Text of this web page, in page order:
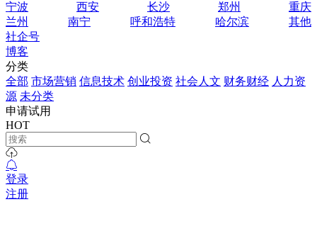
宁波
西安 长沙 郑州
重庆
兰州
南宁 呼和浩特 哈尔滨
其他
社企号
博客
分类
全部 市场营销 信息技术 创业投资 社会人文 财务财经 人力资
源 未分类
申请试用
HOT
登录
注册